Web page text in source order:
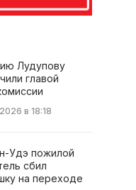
Лудупову
главой
в 18:18
Удэ пожилой
сбил
на переходе